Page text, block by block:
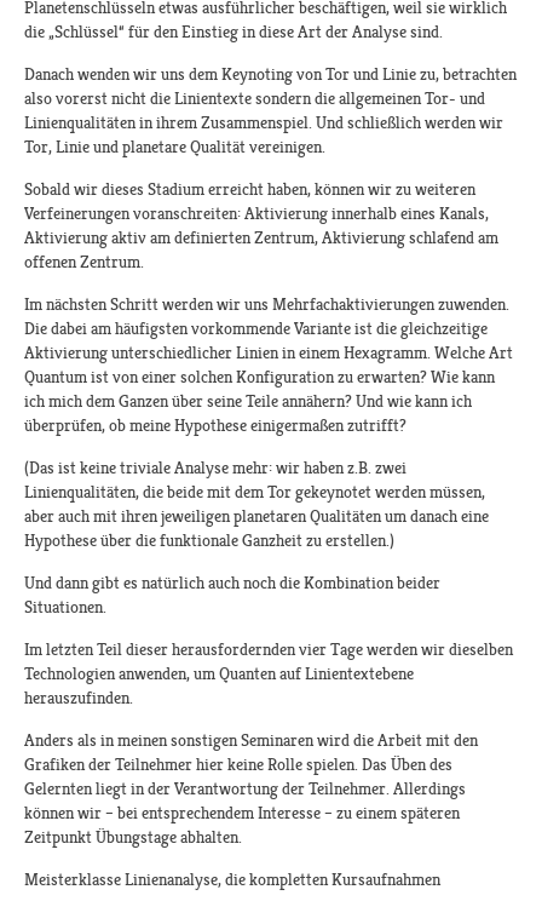
Planetenschlüsseln etwas ausführlicher beschäftigen, weil sie wirklich
die „Schlüssel“ für den Einstieg in diese Art der Analyse sind.
Danach wenden wir uns dem Keynoting von Tor und Linie zu, betrachten
also vorerst nicht die Linientexte sondern die allgemeinen Tor- und
Linienqualitäten in ihrem Zusammenspiel. Und schließlich werden wir
Tor, Linie und planetare Qualität vereinigen.
Sobald wir dieses Stadium erreicht haben, können wir zu weiteren
Verfeinerungen voranschreiten: Aktivierung innerhalb eines Kanals,
Aktivierung aktiv am definierten Zentrum, Aktivierung schlafend am
offenen Zentrum.
Im nächsten Schritt werden wir uns Mehrfachaktivierungen zuwenden.
Die dabei am häufigsten vorkommende Variante ist die gleichzeitige
Aktivierung unterschiedlicher Linien in einem Hexagramm. Welche Art
Quantum ist von einer solchen Konfiguration zu erwarten? Wie kann
ich mich dem Ganzen über seine Teile annähern? Und wie kann ich
überprüfen, ob meine Hypothese einigermaßen zutrifft?
(Das ist keine triviale Analyse mehr: wir haben z.B. zwei
Linienqualitäten, die beide mit dem Tor gekeynotet werden müssen,
aber auch mit ihren jeweiligen planetaren Qualitäten um danach eine
Hypothese über die funktionale Ganzheit zu erstellen.)
Und dann gibt es natürlich auch noch die Kombination beider
Situationen.
Im letzten Teil dieser herausfordernden vier Tage werden wir dieselben
Technologien anwenden, um Quanten auf Linientextebene
herauszufinden.
Anders als in meinen sonstigen Seminaren wird die Arbeit mit den
Grafiken der Teilnehmer hier keine Rolle spielen. Das Üben des
Gelernten liegt in der Verantwortung der Teilnehmer. Allerdings
können wir – bei entsprechendem Interesse – zu einem späteren
Zeitpunkt Übungstage abhalten.
Meisterklasse Linienanalyse, die kompletten Kursaufnahmen